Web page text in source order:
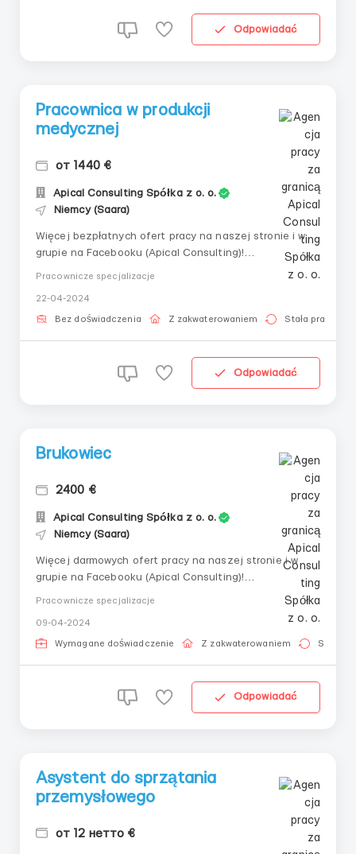
Odpowiadać
Pracownica w produkcji
medycznej
от 1440 €
Apical Consulting Spółka z o. o.
Niemcy (Saara)
Więcej bezpłatnych ofert pracy na naszej stronie i w
grupie na Facebooku (Apical Consulting)!
Neunkirchen 💶 Wynagrodzenie netto: od 8 €/godz. 📅
Grafik: pn-sob, 06:00-15:00, dwie przerwy po 30 minut,
Pracownicze specjalizacje
22-04-2024
Bez doświadczenia Z zakwaterowaniem Stała praca
Odpowiadać
Brukowiec
2400 €
Apical Consulting Spółka z o. o.
Niemcy (Saara)
Więcej darmowych ofert pracy na naszej stronie i w
grupie na Facebooku (Apical Consulting)!
(na rękę): 2400 €/miesiąc 📅 Harmonogram: pon-pt
(09:00-18:00), 170-200 godzin 🛏 Zakwaterowanie:
Pracownicze specjalizacje
09-04-2024
Wymagane doświadczenie Z zakwaterowaniem Stała
Odpowiadać
Asystent do sprzątania
przemysłowego
от 12 нетто €